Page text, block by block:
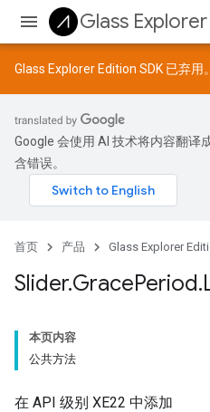
Glass
Glass Explorer Edition SDK 已弃用
Google 会使用 AI 技术将内容翻译
含错误。
首页 产品 Glass Explorer
Slider.GracePeriod.
本页内容
公共方法
在 API 级别 XE22 中添加